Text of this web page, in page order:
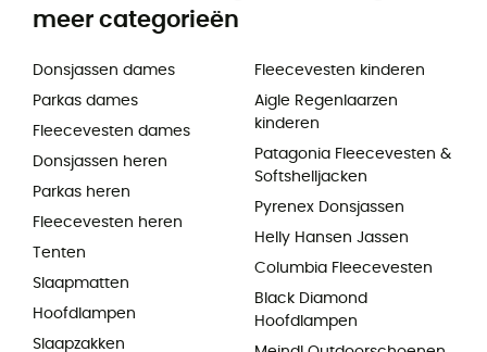
meer categorieën
Donsjassen dames
Parkas dames
Fleecevesten dames
Donsjassen heren
Parkas heren
Fleecevesten heren
Tenten
Slaapmatten
Hoofdlampen
Slaapzakken
Fleecevesten kinderen
Aigle Regenlaarzen
kinderen
Patagonia Fleecevesten &
Softshelljacken
Pyrenex Donsjassen
Helly Hansen Jassen
Columbia Fleecevesten
Black Diamond
Hoofdlampen